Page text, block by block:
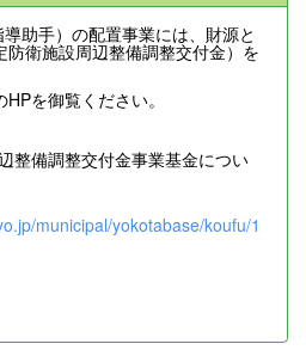
助手）の配置事業には、財源と
防衛施設周辺整備調整交付金）を
を御覧ください。
備調整交付金事業基金につい
municipal/yokotabase/koufu/1